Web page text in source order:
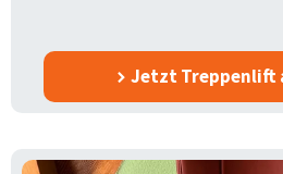
Jetzt Treppenlift